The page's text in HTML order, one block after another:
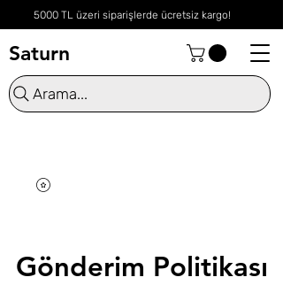
5000 TL üzeri siparişlerde ücretsiz kargo!
Saturn
Arama...
Gönderim Politikası